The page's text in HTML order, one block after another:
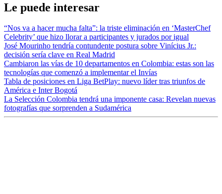
Le puede interesar
“Nos va a hacer mucha falta”: la triste eliminación en ‘MasterChef
Celebrity’ que hizo llorar a participantes y jurados por igual
José Mourinho tendría contundente postura sobre Vinícius Jr.:
decisión sería clave en Real Madrid
Cambiaron las vías de 10 departamentos en Colombia: estas son las
tecnologías que comenzó a implementar el Invías
Tabla de posiciones en Liga BetPlay: nuevo líder tras triunfos de
América e Inter Bogotá
La Selección Colombia tendrá una imponente casa: Revelan nuevas
fotografías que sorprenden a Sudamérica